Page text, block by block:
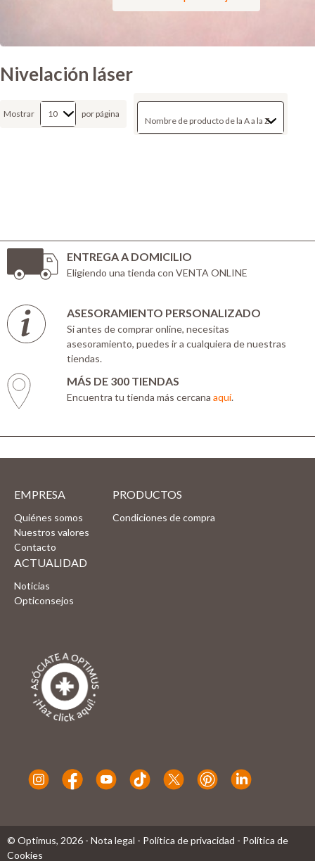
Nivelación láser
Mostrar por página
ENTREGA A DOMICILIO
Eligiendo una tienda con VENTA ONLINE
ASESORAMIENTO PERSONALIZADO
Si antes de comprar online, necesitas
asesoramiento, puedes ir a cualquiera de nuestras
tiendas.
MÁS DE 300 TIENDAS
Encuentra tu tienda más cercana aquí.
EMPRESA
Quiénes somos
Nuestros valores
Contacto
PRODUCTOS
Condiciones de compra
ACTUALIDAD
Noticias
Opticonsejos
© Optimus, 2026 - Nota legal - Política de privacidad - Política de
Cookies